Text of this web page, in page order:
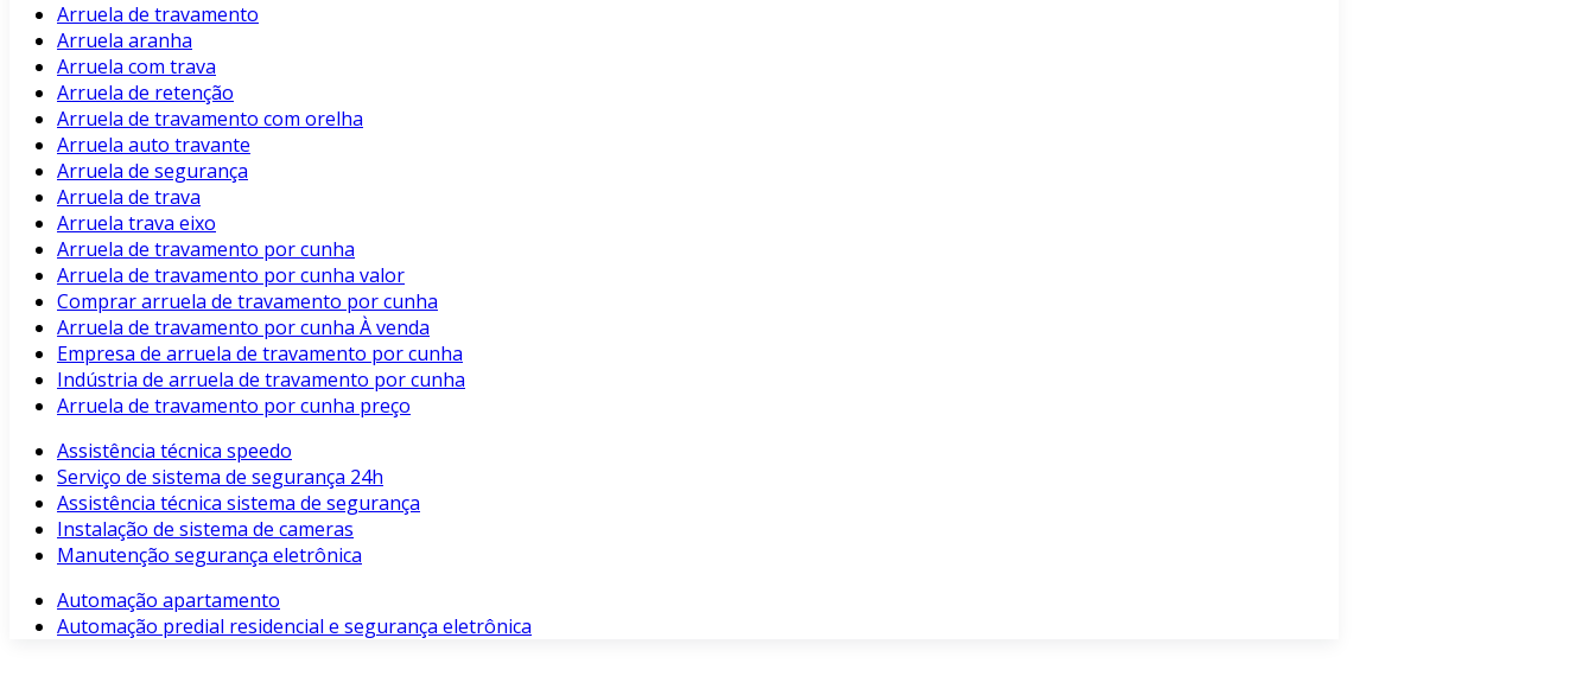
Arruela de travamento
Arruela aranha
Arruela com trava
Arruela de retenção
Arruela de travamento com orelha
Arruela auto travante
Arruela de segurança
Arruela de trava
Arruela trava eixo
Arruela de travamento por cunha
Arruela de travamento por cunha valor
Comprar arruela de travamento por cunha
Arruela de travamento por cunha À venda
Empresa de arruela de travamento por cunha
Indústria de arruela de travamento por cunha
Arruela de travamento por cunha preço
Assistência técnica speedo
Serviço de sistema de segurança 24h
Assistência técnica sistema de segurança
Instalação de sistema de cameras
Manutenção segurança eletrônica
Automação apartamento
Automação predial residencial e segurança eletrônica